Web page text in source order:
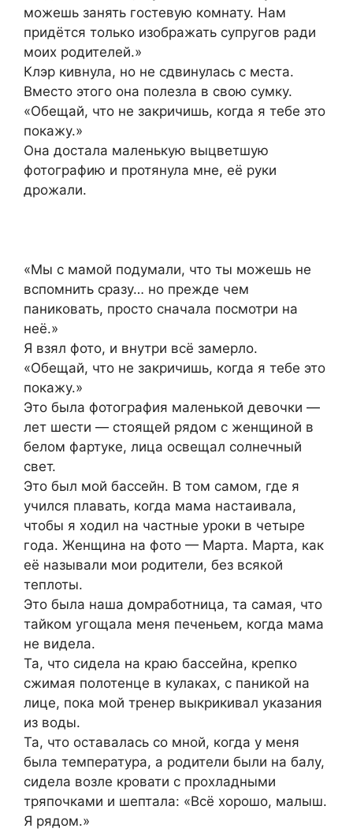
можешь занять гостевую комнату. Нам
придётся только изображать супругов ради
моих родителей.»
Клэр кивнула, но не сдвинулась с места.
Вместо этого она полезла в свою сумку.
«Обещай, что не закричишь, когда я тебе это
покажу.»
Она достала маленькую выцветшую
фотографию и протянула мне, её руки
дрожали.
«Мы с мамой подумали, что ты можешь не
вспомнить сразу… но прежде чем
паниковать, просто сначала посмотри на
неё.»
Я взял фото, и внутри всё замерло.
«Обещай, что не закричишь, когда я тебе это
покажу.»
Это была фотография маленькой девочки —
лет шести — стоящей рядом с женщиной в
белом фартуке, лица освещал солнечный
свет.
Это был мой бассейн. В том самом, где я
учился плавать, когда мама настаивала,
чтобы я ходил на частные уроки в четыре
года. Женщина на фото — Марта. Марта, как
её называли мои родители, без всякой
теплоты.
Это была наша домработница, та самая, что
тайком угощала меня печеньем, когда мама
не видела.
Та, что сидела на краю бассейна, крепко
сжимая полотенце в кулаках, с паникой на
лице, пока мой тренер выкрикивал указания
из воды.
Та, что оставалась со мной, когда у меня
была температура, а родители были на балу,
сидела возле кровати с прохладными
тряпочками и шептала: «Всё хорошо, малыш.
Я рядом.»